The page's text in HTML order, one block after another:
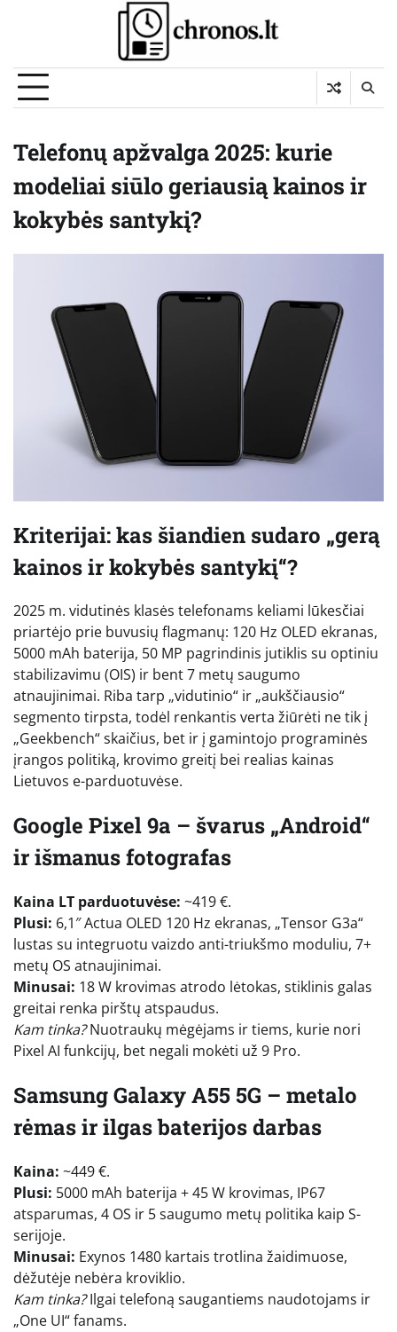
Telefonų apžvalga 2025: kurie
modeliai siūlo geriausią kainos ir
kokybės santykį?
Kriterijai: kas šiandien sudaro „gerą
kainos ir kokybės santykį“?
2025 m. vidutinės klasės telefonams keliami lūkesčiai
priartėjo prie buvusių flagmanų: 120 Hz OLED ekranas,
5000 mAh baterija, 50 MP pagrindinis jutiklis su optiniu
stabilizavimu (OIS) ir bent 7 metų saugumo
atnaujinimai. Riba tarp „vidutinio“ ir „aukščiausio“
segmento tirpsta, todėl renkantis verta žiūrėti ne tik į
„Geekbench“ skaičius, bet ir į gamintojo programinės
įrangos politiką, krovimo greitį bei realias kainas
Lietuvos e-parduotuvėse.
Google Pixel 9a – švarus „Android“
ir išmanus fotografas
Kaina LT parduotuvėse: ~419 €.
Plusi: 6,1″ Actua OLED 120 Hz ekranas, „Tensor G3a“
lustas su integruotu vaizdo anti-triukšmo moduliu, 7+
metų OS atnaujinimai.
Minusai: 18 W krovimas atrodo lėtokas, stiklinis galas
greitai renka pirštų atspaudus.
Kam tinka?Nuotraukų mėgėjams ir tiems, kurie nori
Pixel AI funkcijų, bet negali mokėti už 9 Pro.
Samsung Galaxy A55 5G – metalo
rėmas ir ilgas baterijos darbas
Kaina: ~449 €.
Plusi: 5000 mAh baterija + 45 W krovimas, IP67
atsparumas, 4 OS ir 5 saugumo metų politika kaip S-
serijoje.
Minusai: Exynos 1480 kartais trotlina žaidimuose,
dėžutėje nebėra kroviklio.
Kam tinka?Ilgai telefoną saugantiems naudotojams ir
„One UI“ fanams.